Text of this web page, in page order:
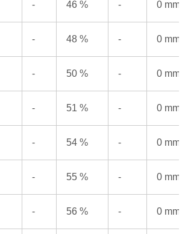
- 46 % - 0 mm
- 48 % - 0 mm
- 50 % - 0 mm
- 51 % - 0 mm
- 54 % - 0 mm
- 55 % - 0 mm
- 56 % - 0 mm